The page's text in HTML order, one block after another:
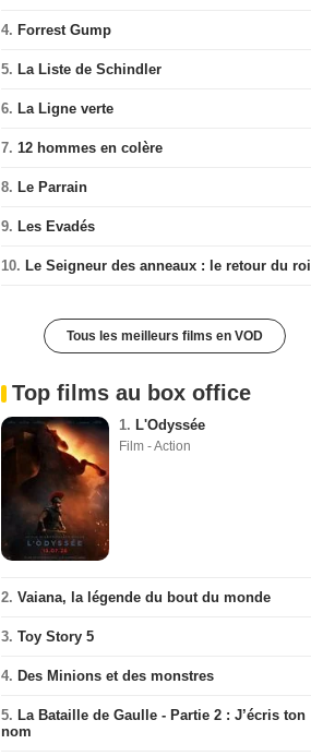
4. Forrest Gump
5. La Liste de Schindler
6. La Ligne verte
7. 12 hommes en colère
8. Le Parrain
9. Les Evadés
10. Le Seigneur des anneaux : le retour du roi
Tous les meilleurs films en VOD
Top films au box office
1. L'Odyssée
Film - Action
2. Vaiana, la légende du bout du monde
3. Toy Story 5
4. Des Minions et des monstres
5. La Bataille de Gaulle - Partie 2 : J’écris ton
nom